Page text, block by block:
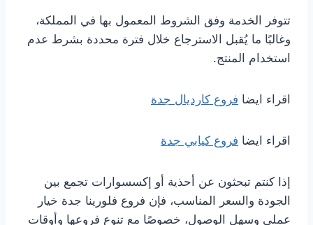
تتوفر الخدمة وفق الشروط المعمول بها في المملكة،
وغالبًا ما يُقبل الاسترجاع خلال فترة محددة بشرط عدم
استخدام المنتج.
اقراء ايضا فروع كارديال جدة
اقراء ايضا فروع كيابي جدة
إذا كنتم تبحثون عن أحذية أو إكسسوارات تجمع بين
الجودة والسعر المناسب، فإن فروع فلورينا جدة خيار
عملي وسهل الوصول، خصوصًا مع تنوع فروعها وأوقات